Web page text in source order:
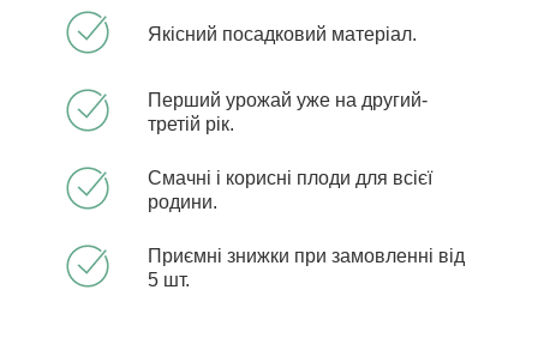
Якісний посадковий матеріал.
Перший урожай уже на другий-
третій рік.
Смачні і корисні плоди для всієї
родини.
Приємні знижки при замовленні від
5 шт.